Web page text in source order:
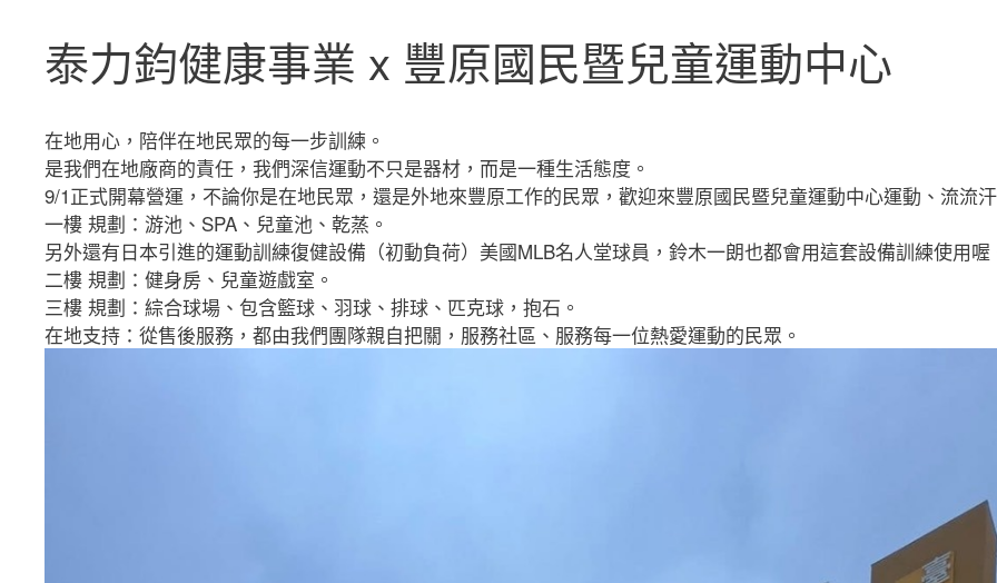
泰力鈞健康事業 x 豐原國民暨兒童運動中心
在地用心，陪伴在地民眾的每一步訓練。
是我們在地廠商的責任，我們深信運動不只是器材，而是一種生活態度。
9/1正式開幕營運，不論你是在地民眾，還是外地來豐原工作的民眾，歡迎來豐原國民暨兒童運動中心運動、流流
一樓 規劃：游池、SPA、兒童池、乾蒸。
另外還有日本引進的運動訓練復健設備（初動負荷）美國MLB名人堂球員，鈴木一朗也都會用這套設備訓練使用喔
二樓 規劃：健身房、兒童遊戲室。
三樓 規劃：綜合球場、包含籃球、羽球、排球、匹克球，抱石。
在地支持：從售後服務，都由我們團隊親自把關，服務社區、服務每一位熱愛運動的民眾。